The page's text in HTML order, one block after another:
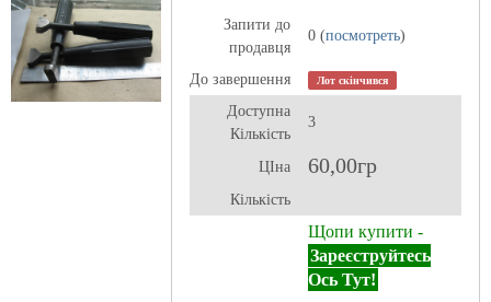
Запити до
продавця
0 (посмотреть)
До завершення Лот скінчився
Доступна
Кількість
3
ЦІна 60,00гр
Кількість
Щопи купити -
Зареєструйтесь
Ось Тут!